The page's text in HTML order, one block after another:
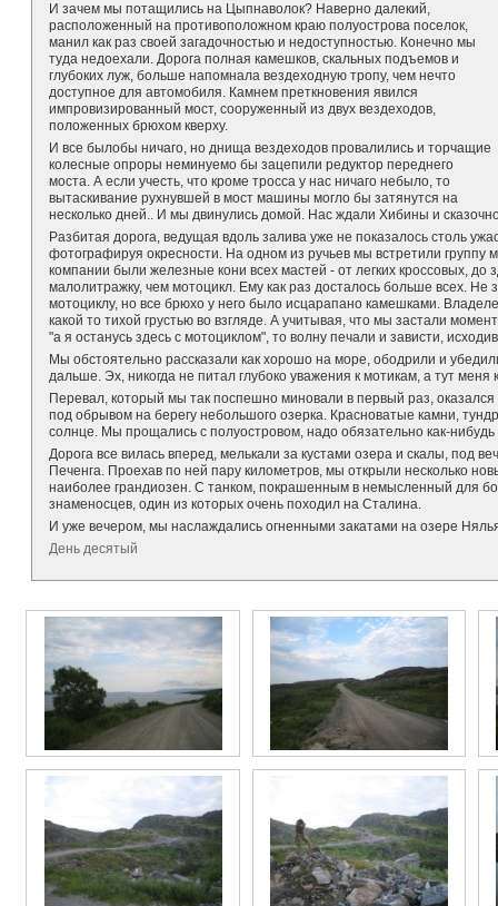
И зачем мы потащились на Цыпнаволок? Наверно далекий,
расположенный на противоположном краю полуострова поселок,
манил как раз своей загадочностью и недоступностью. Конечно мы
туда недоехали. Дорога полная камешков, скальных подъемов и
глубоких луж, больше напомнала вездеходную тропу, чем нечто
доступное для автомобиля. Камнем преткновения явился
импровизированный мост, сооруженный из двух вездеходов,
положенных брюхом кверху.
И все былобы ничаго, но днища вездеходов провалились и торчащие
колесные опроры неминуемо бы зацепили редуктор переднего
моста. А если учесть, что кроме тросса у нас ничаго небыло, то
вытаскивание рухнувшей в мост машины могло бы затянутся на
несколько дней.. И мы двинулись домой. Нас ждали Хибины и
Разбитая дорога, ведущая вдоль залива уже не показалось столь
фотографируя окресности. На одном из ручьев мы встретили группу
компании были железные кони всех мастей - от легких кроссовых,
малолитражку, чем мотоцикл. Ему как раз досталось больше всех.
мотоциклу, но все брюхо у него было исцарапано камешками.
какой то тихой грустью во взгляде. А учитывая, что мы застали
"а я останусь здесь с мотоциклом", то волну печали и зависти,
Мы обстоятельно рассказали как хорошо на море, ободрили и
дальше. Эх, никогда не питал глубоко уважения к мотикам, а тут меня
Перевал, который мы так поспешно миновали в первый раз,
под обрывом на берегу небольшого озерка. Красноватые камни,
солнце. Мы прощались с полуостровом, надо обязательно как-
Дорога все вилась вперед, мелькали за кустами озера и скалы, под
Печенга. Проехав по ней пару километров, мы открыли несколько
наиболее грандиозен. С танком, покрашенным в немысленный для
знаменосцев, один из которых очень походил на Сталина.
И уже вечером, мы наслаждались огненными закатами на озере
День десятый